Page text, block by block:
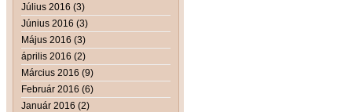
Július 2016 (3)
Június 2016 (3)
Május 2016 (3)
április 2016 (2)
Március 2016 (9)
Február 2016 (6)
Január 2016 (2)